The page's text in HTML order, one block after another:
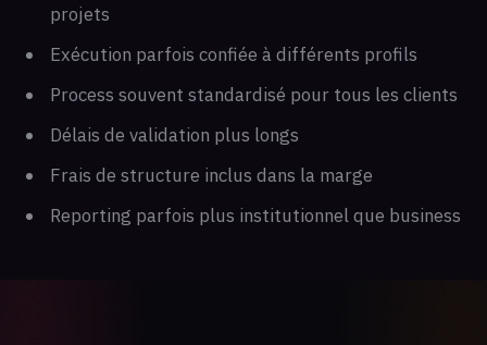
projets
Exécution parfois confiée à différents profils
Process souvent standardisé pour tous les clients
Délais de validation plus longs
Frais de structure inclus dans la marge
Reporting parfois plus institutionnel que business